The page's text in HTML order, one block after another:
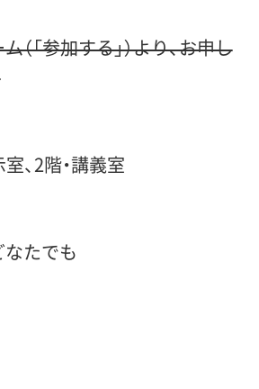
（「参加する」）より、お申し
、2階・講義室
なたでも